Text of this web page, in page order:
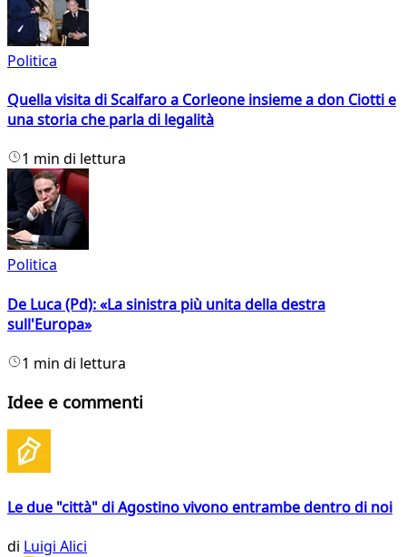
Politica
Quella visita di Scalfaro a Corleone insieme a don Ciotti e
una storia che parla di legalità
1 min di lettura
Politica
De Luca (Pd): «La sinistra più unita della destra
sull'Europa»
1 min di lettura
Idee e commenti
Le due "città" di Agostino vivono entrambe dentro di noi
di Luigi Alici